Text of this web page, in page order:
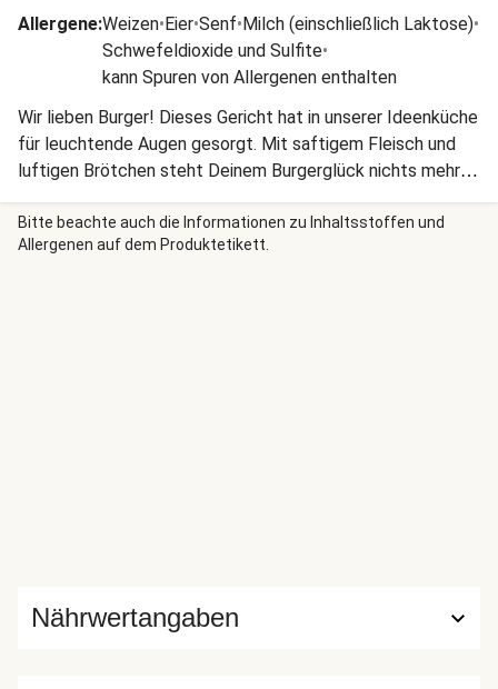
Allergene:Weizen•Eier•Senf•Milch (einschließlich Laktose)•
Schwefeldioxide und Sulfite•
kann Spuren von Allergenen enthalten
Wir lieben Burger! Dieses Gericht hat in unserer Ideenküche
für leuchtende Augen gesorgt. Mit saftigem Fleisch und
luftigen Brötchen steht Deinem Burgerglück nichts mehr
im Weg. Lass es Dir schmecken!
Bitte beachte auch die Informationen zu Inhaltsstoffen und
Allergenen auf dem Produktetikett.
Nährwertangaben